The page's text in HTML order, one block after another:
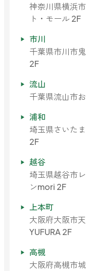
神奈川県横浜
ト・モール 2F
市川
千葉県市川市
2F
流山
千葉県流山市
浦和
埼玉県さいた
2F
越谷
埼玉県越谷市
ンmori 2F
上本町
大阪府大阪市
YUFURA 2F
高槻
大阪府高槻市